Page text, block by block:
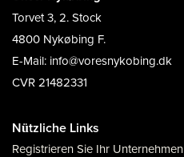
Torvet 3, 2. Stock
4800 Nykøbing F.
E-Mail: info@voresnykobing.dk
CVR 21482331
Nützliche Links
Registrieren Sie Ihr Unternehmen